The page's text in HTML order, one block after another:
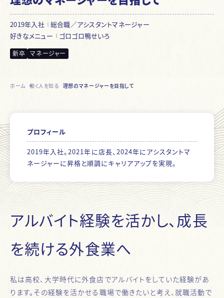
2019年入社
総合職／アシスタントマネージャー
好きなメニュー
ゴロゴロ鴨せいろ
新卒 マネージャー
ホーム 働く人を知る 理想のマネージャーを目指して
プロフィール
2019年入社。2021年に店長、2024年にアシスタントマ
ネージャーに昇格と順調にキャリアアップを実現。
アルバイト経験を活かし、成長
を続ける外食業へ
私は高校、大学時代に外食店でアルバイトをしていた経験があ
ります。その経験を活かせる職場で働きたいと考え、就職活動で